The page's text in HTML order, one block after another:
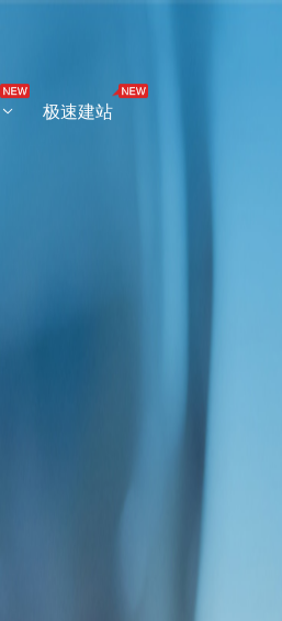
极速建站